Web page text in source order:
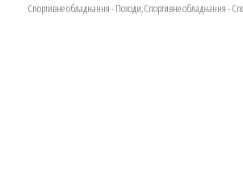
Спортивне обладнання - Походи,Спортивне обладнання -